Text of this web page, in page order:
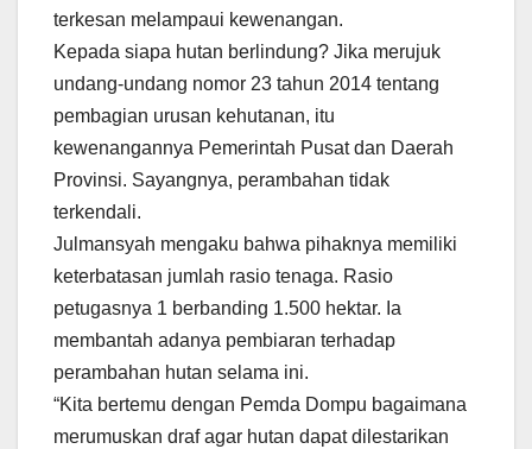
terkesan melampaui kewenangan.
Kepada siapa hutan berlindung? Jika merujuk
undang-undang nomor 23 tahun 2014 tentang
pembagian urusan kehutanan, itu
kewenangannya Pemerintah Pusat dan Daerah
Provinsi. Sayangnya, perambahan tidak
terkendali.
Julmansyah mengaku bahwa pihaknya memiliki
keterbatasan jumlah rasio tenaga. Rasio
petugasnya 1 berbanding 1.500 hektar. Ia
membantah adanya pembiaran terhadap
perambahan hutan selama ini.
“Kita bertemu dengan Pemda Dompu bagaimana
merumuskan draf agar hutan dapat dilestarikan